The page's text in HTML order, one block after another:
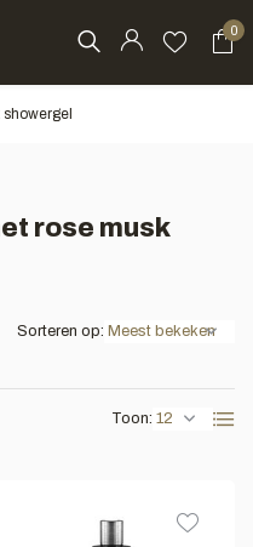
0
rose musk
Toon:
Sorteren op: